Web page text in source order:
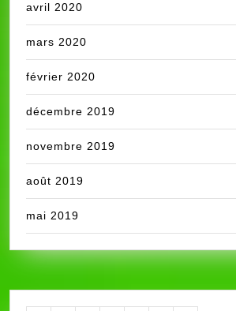
avril 2020
mars 2020
février 2020
décembre 2019
novembre 2019
août 2019
mai 2019